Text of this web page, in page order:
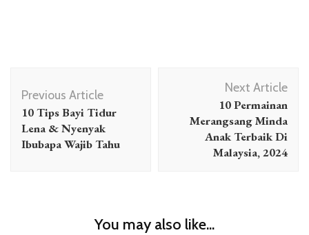
Navigation
Previous Article
10 Tips Bayi Tidur
Lena & Nyenyak
Ibubapa Wajib Tahu
Next Article
10 Permainan
Merangsang Minda
Anak Terbaik Di
Malaysia, 2024
You may also like...